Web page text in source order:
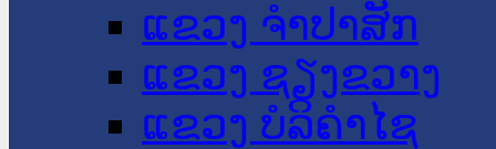
ແຂວງ ຈໍາປາສັກ
ແຂວງ ຊຽງຂວາງ
ແຂວງ ບໍລິຄໍາໄຊ